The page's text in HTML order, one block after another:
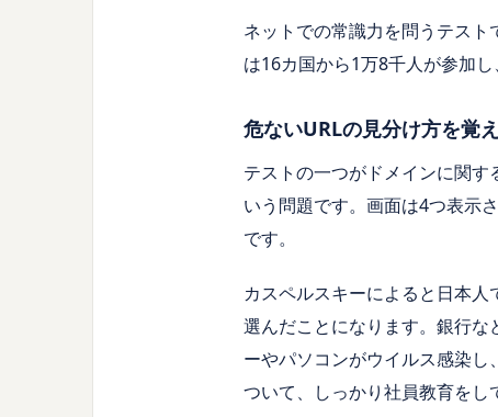
ネットでの常識力を問うテス
は16カ国から1万8千人が参加
危ないURLの見分け方を覚
テストの一つがドメインに関す
いう問題です。画面は4つ表示
です。
カスペルスキーによると日本
選んだことになります。銀行
ーやパソコンがウイルス感染
ついて、しっかり社員教育をし